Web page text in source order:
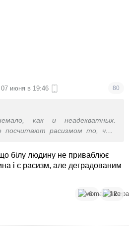
07 июня в 19:46 80
как и неадекватных.
посчитают расизмом то, что
не понять, конечно, такие
білу людину не приваблює
і є расизм, але деградованим
6 2